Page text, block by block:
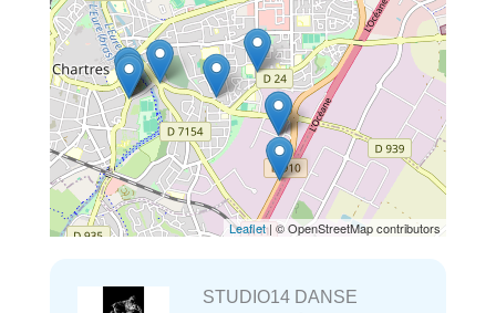
Leaflet| © OpenStreetMap contributors
STUDIO14 DANSE